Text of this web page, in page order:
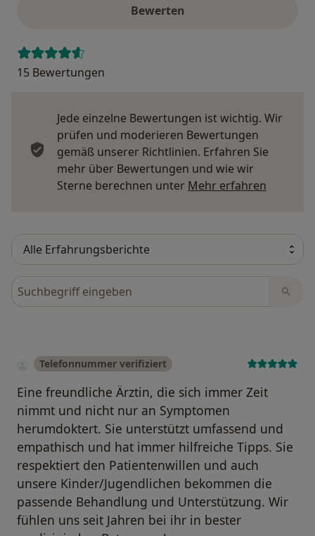
Bewerten
15 Bewertungen
Jede einzelne Bewertungen ist wichtig. Wir
prüfen und moderieren Bewertungen
gemäß unserer Richtlinien. Erfahren Sie
mehr über Bewertungen und wie wir
Sterne berechnen unter Mehr erfahren
Bewertungen durchsuchen
Telefonnummer verifiziert
Eine freundliche Ärztin, die sich immer Zeit
nimmt und nicht nur an Symptomen
herumdoktert. Sie unterstützt umfassend und
empathisch und hat immer hilfreiche Tipps. Sie
respektiert den Patientenwillen und auch
unsere Kinder/Jugendlichen bekommen die
passende Behandlung und Unterstützung. Wir
fühlen uns seit Jahren bei ihr in bester